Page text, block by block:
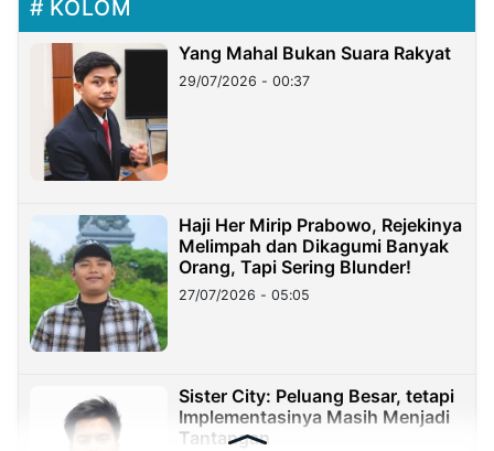
KOLOM
Yang Mahal Bukan Suara Rakyat
29/07/2026 - 00:37
Haji Her Mirip Prabowo, Rejekinya
Melimpah dan Dikagumi Banyak
Orang, Tapi Sering Blunder!
27/07/2026 - 05:05
Sister City: Peluang Besar, tetapi
Implementasinya Masih Menjadi
Tantangan